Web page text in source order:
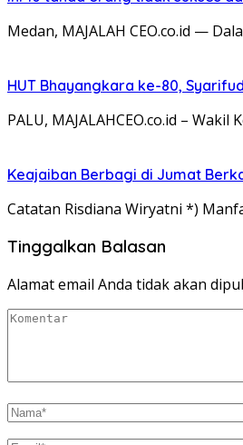
Medan, MAJALAH CEO.co.id —
HUT Bhayangkara ke-80,
PALU, MAJALAHCEO.co.id –
Keajaiban Berbagi di Jumat
Catatan Risdiana Wiryatni *)
Tinggalkan Balasan
Alamat email Anda tidak akan